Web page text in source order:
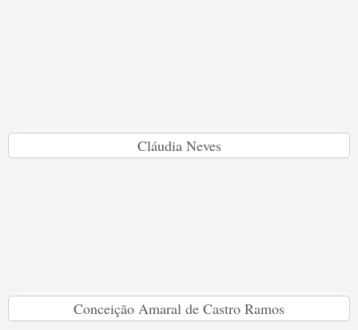
Cláudia Neves
Conceição Amaral de Castro Ramos